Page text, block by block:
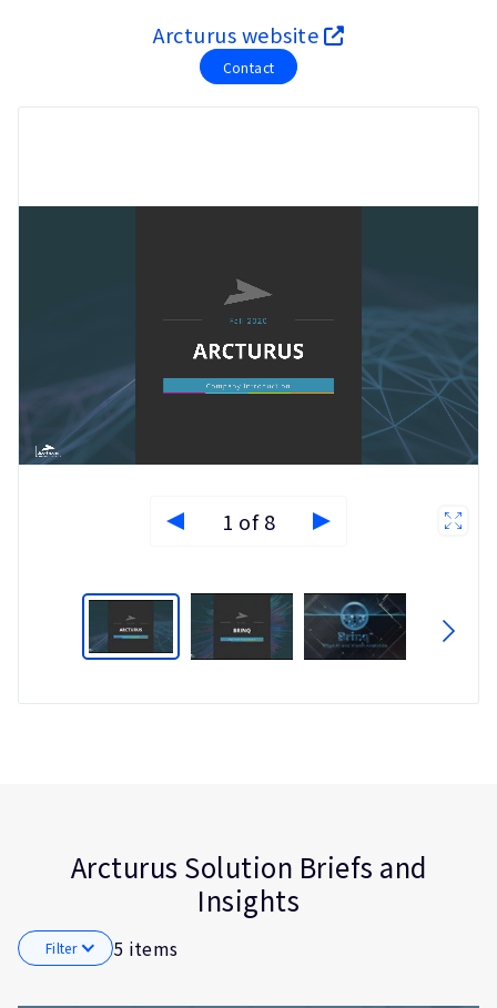
グローバル本社
全てのオフィスを見る
Arcturus website
Contact
1 of 8
Arcturus Solution Briefs and
Insights
Filter 5 items
Internet of Things (IoT)
Edge Gateway
Smart Homes